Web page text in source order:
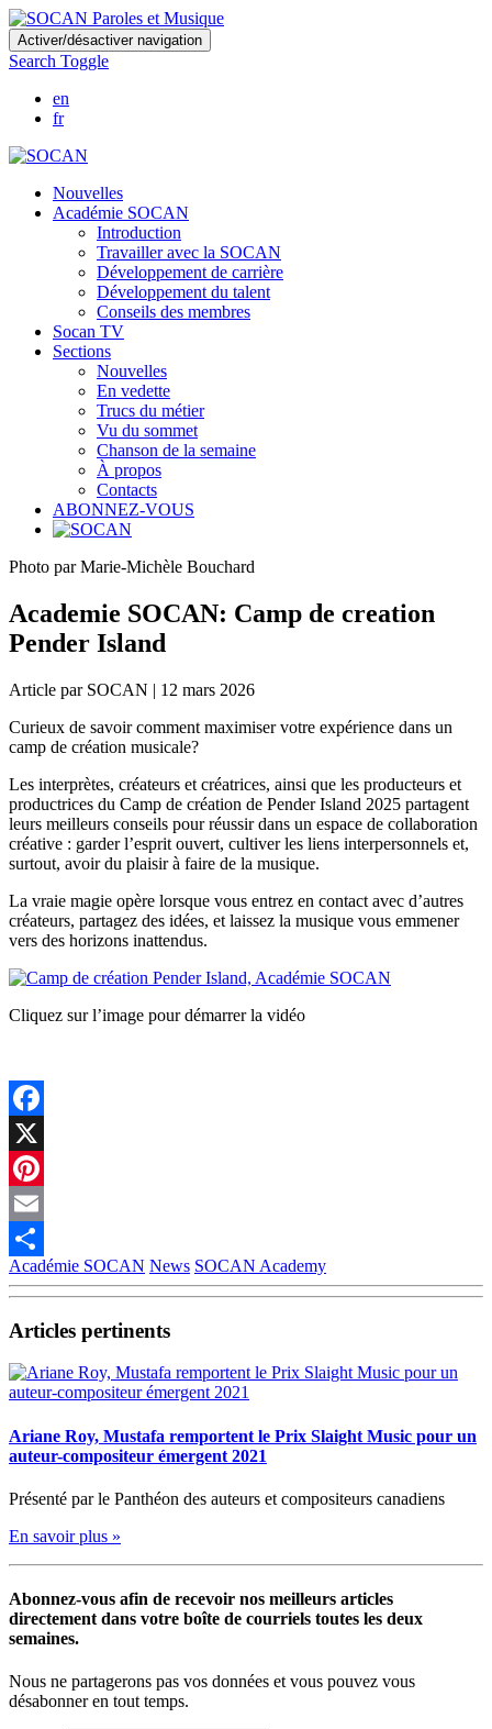
Skip
to
main
content
Activer/désactiver navigation
Search Toggle
en
fr
Nouvelles
Académie SOCAN
Introduction
Travailler avec la SOCAN
Développement de carrière
Développement du talent
Conseils des membres
Socan TV
Sections
Nouvelles
En vedette
Trucs du métier
Vu du sommet
Chanson de la semaine
À propos
Contacts
ABONNEZ-VOUS
Photo par Marie-Michèle Bouchard
Academie SOCAN: Camp de creation
Pender Island
Article par SOCAN | 12 mars 2026
Curieux de savoir comment maximiser votre expérience dans un
camp de création musicale?
Les interprètes, créateurs et créatrices, ainsi que les producteurs et
productrices du Camp de création de Pender Island 2025 partagent
leurs meilleurs conseils pour réussir dans un espace de collaboration
créative : garder l’esprit ouvert, cultiver les liens interpersonnels et,
surtout, avoir du plaisir à faire de la musique.
La vraie magie opère lorsque vous entrez en contact avec d’autres
créateurs, partagez des idées, et laissez la musique vous emmener
vers des horizons inattendus.
Cliquez sur l’image pour démarrer la vidéo
Facebook
X
Pinterest
Email
Partager
Académie SOCAN News SOCAN Academy
Articles pertinents
Ariane Roy, Mustafa remportent le Prix Slaight Music pour un
auteur-compositeur émergent 2021
Présenté par le Panthéon des auteurs et compositeurs canadiens
En savoir plus »
Abonnez-vous afin de recevoir nos meilleurs articles
directement dans votre boîte de courriels toutes les deux
semaines.
Nous ne partagerons pas vos données et vous pouvez vous
désabonner en tout temps.